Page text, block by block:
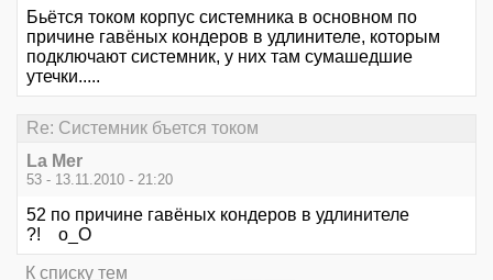
Бьётся током корпус системника в основном по
причине гавёных кондеров в удлинителе, которым
подключают системник, у них там сумашедшие
утечки.....
Re: Системник бъется током
La Mer
53 - 13.11.2010 - 21:20
52 по причине гавёных кондеров в удлинителе
?! o_O
К списку тем